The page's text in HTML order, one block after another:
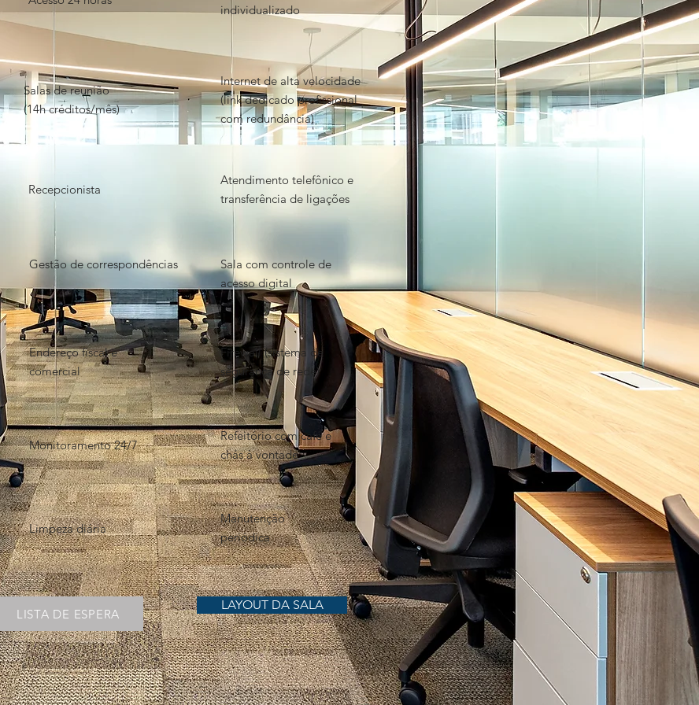
individualizado
Salas de reunião
(14h créditos/mês)
Internet de alta velocidade
(link dedicado profissional
com redundância)
Recepcionista
Atendimento telefônico e
transferência de ligações
Gestão de correspondências
Sala com controle de
acesso digital
Endereço fiscal e
comercial
Firewall (sistema de
segurança de rede)
Monitoramento 24/7
Refeitório com café e
chás à vontade
Limpeza diária
Manutenção
periódica
LISTA DE ESPERA
LAYOUT DA SALA